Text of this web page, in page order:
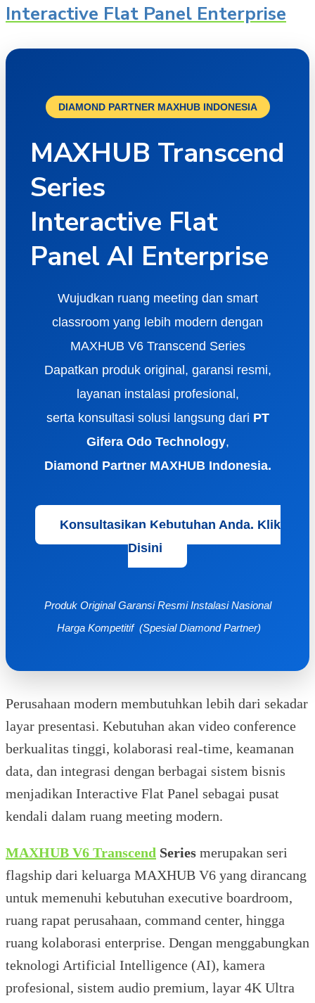
Interactive Flat Panel Enterprise
DIAMOND PARTNER MAXHUB INDONESIA
MAXHUB Transcend
Series
Interactive Flat
Panel AI Enterprise
Wujudkan ruang meeting dan smart
classroom yang lebih modern dengan
MAXHUB V6 Transcend Series
Dapatkan produk original, garansi resmi,
layanan instalasi profesional,
serta konsultasi solusi langsung dari PT
Gifera Odo Technology,
Diamond Partner MAXHUB Indonesia.
Konsultasikan Kebutuhan Anda. Klik
Disini
Produk OriginalGaransi ResmiInstalasi Nasional
Harga Kompetitif (Spesial Diamond Partner)
Perusahaan modern membutuhkan lebih dari sekadar
layar presentasi. Kebutuhan akan video conference
berkualitas tinggi, kolaborasi real-time, keamanan
data, dan integrasi dengan berbagai sistem bisnis
menjadikan Interactive Flat Panel sebagai pusat
kendali dalam ruang meeting modern.
MAXHUB V6 Transcend Series merupakan seri
flagship dari keluarga MAXHUB V6 yang dirancang
untuk memenuhi kebutuhan executive boardroom,
ruang rapat perusahaan, command center, hingga
ruang kolaborasi enterprise. Dengan menggabungkan
teknologi Artificial Intelligence (AI), kamera
profesional, sistem audio premium, layar 4K Ultra